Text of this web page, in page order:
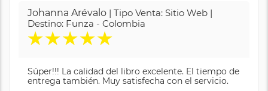
Johanna Arévalo | Tipo Venta: Sitio Web |
Destino: Funza - Colombia
★★★★★
Súper!!! La calidad del libro excelente. El tiempo de
entrega también. Muy satisfecha con el servicio.